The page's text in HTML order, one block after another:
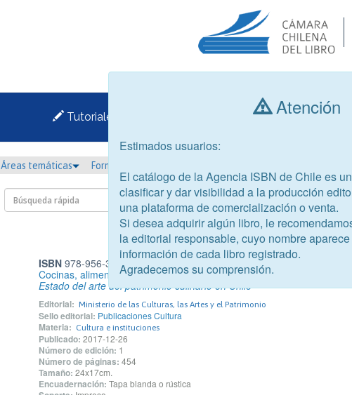
Tutoriales Consultar libros
Áreas temáticas Formato
ISBN978-956-352-265-5
Cocinas, alimentos y símbolos
Estado del arte del patrimonio culinario en Chile
Editorial: Ministerio de las Culturas, las Artes y el Patrimonio
Sello editorial: Publicaciones Cultura
Materia: Cultura e instituciones
Publicado: 2017-12-26
Número de edición: 1
Número de páginas: 454
Tamaño: 24x17cm.
Encuadernación: Tapa blanda o rústica
Atención
Estimados usuarios:
El catálogo de la Agencia ISBN de Chile es
clasificar y dar visibilidad a la producción
una plataforma de comercialización o venta.
Si desea adquirir algún libro, le
la editorial responsable, cuyo nombre
información de cada libro registrado.
Agradecemos su comprensión.